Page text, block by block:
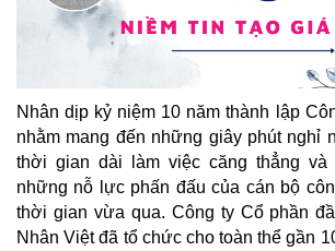
Nhân dịp kỷ niệm 10 năm thành lập
nhằm mang đến những giây phút nghỉ
thời gian dài làm việc căng thẳng và
những nỗ lực phấn đấu của cán bộ
thời gian vừa qua. Công ty Cổ phần
Nhân Việt đã tổ chức cho toàn thể gần